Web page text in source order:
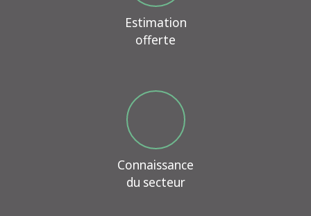
Estimation
offerte
Connaissance
du secteur